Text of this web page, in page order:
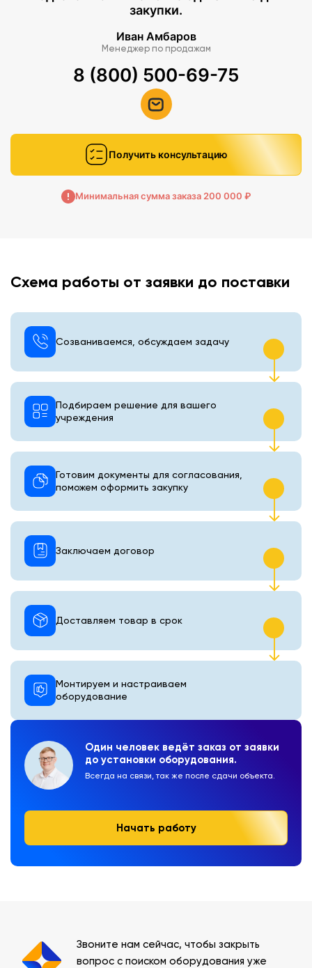
закупки.
Иван Амбаров
Менеджер по продажам
8 (800) 500-69-75
Получить консультацию
Минимальная сумма заказа 200 000 ₽
Схема работы от заявки до поставки
Один человек ведёт заказ от заявки
до установки оборудования.
Всегда на связи, так же после сдачи объекта.
Начать работу
Созваниваемся, обсуждаем задачу
Подбираем решение для вашего
учреждения
Готовим документы для согласования,
поможем оформить закупку
Монтируем и настраиваем
оборудование
Доставляем товар в срок
Заключаем договор
Звоните нам сейчас, чтобы закрыть
вопрос с поиском оборудования уже